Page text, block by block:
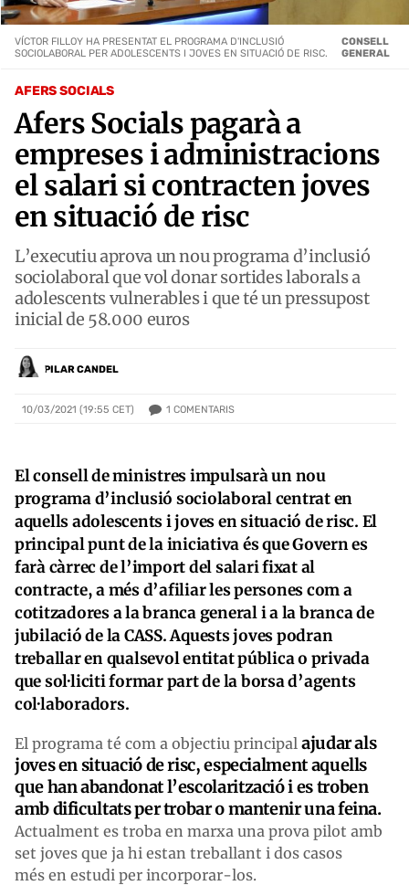
AFERS SOCIALS
Afers Socials pagarà a
empreses i administracions
el salari si contracten joves
en situació de risc
L’executiu aprova un nou programa d’inclusió
sociolaboral que vol donar sortides laborals a
adolescents vulnerables i que té un pressupost
inicial de 58.000 euros
PILAR CANDEL
10/03/2021 (19:55 CET) 1 COMENTARIS
VÍCTOR FILLOY HA PRESENTAT EL PROGRAMA D'INCLUSIÓ
SOCIOLABORAL PER ADOLESCENTS I JOVES EN SITUACIÓ DE RISC.
CONSELL
GENERAL
El consell de ministres impulsarà un nou
programa d’inclusió sociolaboral centrat en
aquells adolescents i joves en situació de risc. El
principal punt de la iniciativa és que Govern es
farà càrrec de l’import del salari fixat al
contracte, a més d’afiliar les persones com a
cotitzadores a la branca general i a la branca de
jubilació de la CASS. Aquests joves podran
treballar en qualsevol entitat pública o privada
que sol·liciti formar part de la borsa d’agents
col·laboradors.
El programa té com a objectiu principal ajudar als
joves en situació de risc, especialment aquells
que han abandonat l’escolarització i es troben
amb dificultats per trobar o mantenir una feina.
Actualment es troba en marxa una prova pilot amb
set joves que ja hi estan treballant i dos casos
més en estudi per incorporar-los.